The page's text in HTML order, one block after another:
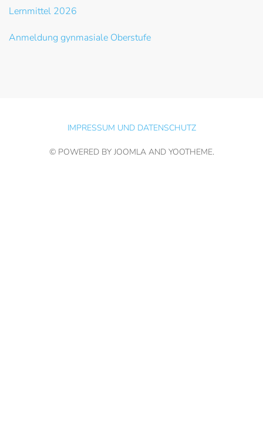
Lernmittel 2026
Anmeldung gynmasiale Oberstufe
IMPRESSUM UND DATENSCHUTZ
© POWERED BY JOOMLA AND YOOTHEME.